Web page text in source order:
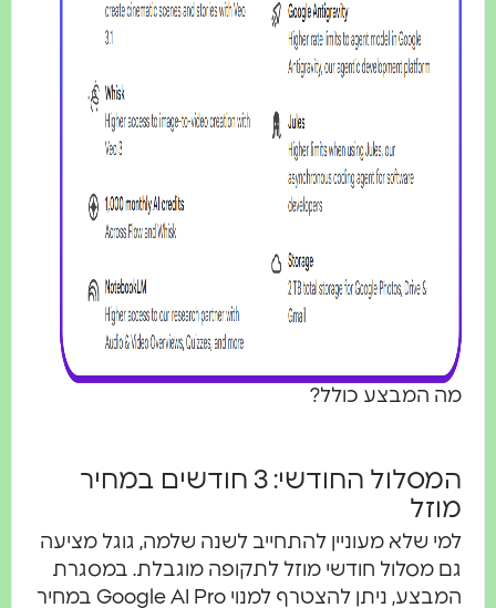
מה המבצע כולל?
המסלול החודשי: 3 חודשים במחיר
מוזל
למי שלא מעוניין להתחייב לשנה שלמה, גוגל מציעה
גם מסלול חודשי מוזל לתקופה מוגבלת. במסגרת
המבצע, ניתן להצטרף למנוי Google AI Pro במחיר